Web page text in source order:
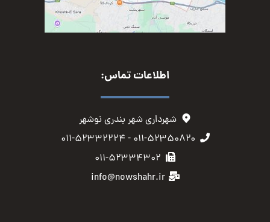
اطلاعات تماس:
شهرداری شهر بندری نوشهر
۰۱۱-۵۲۳۵۰۸۲۰ - ۰۱۱-۵۲۳۳۲۲۲۴
۰۱۱-۵۲۳۳۴۳۰۲
info@nowshahr.ir